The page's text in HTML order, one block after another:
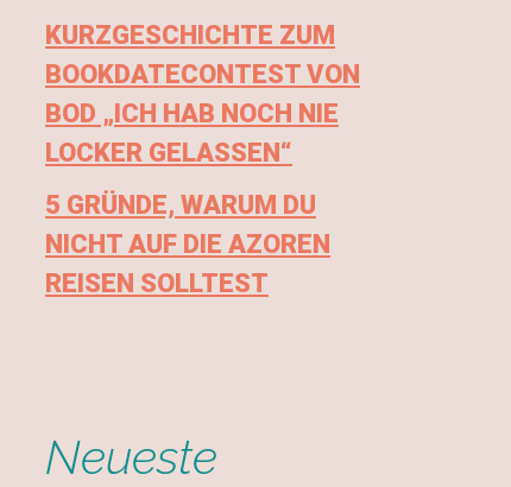
KURZGESCHICHTE ZUM
BOOKDATECONTEST VON
BOD „ICH HAB NOCH NIE
LOCKER GELASSEN“
5 GRÜNDE, WARUM DU
NICHT AUF DIE AZOREN
REISEN SOLLTEST
Neueste